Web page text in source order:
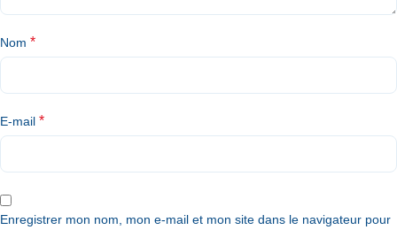
Nom *
E-mail *
Enregistrer mon nom, mon e-mail et mon site dans le navigateur pour